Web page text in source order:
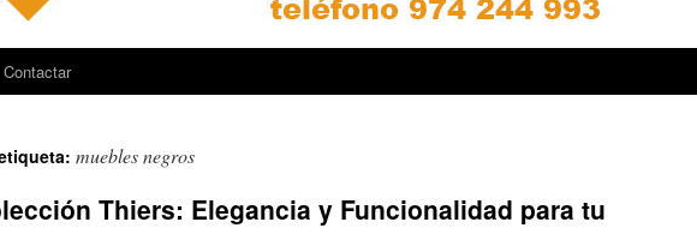
Contactar
muebles negros
Thiers: Elegancia y Funcionalidad para tu